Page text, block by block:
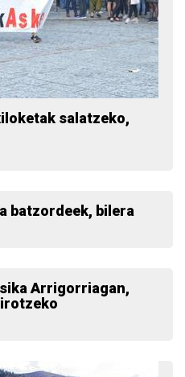
salatzeko,
batzordeek, bilera
giza-katea girotzeko